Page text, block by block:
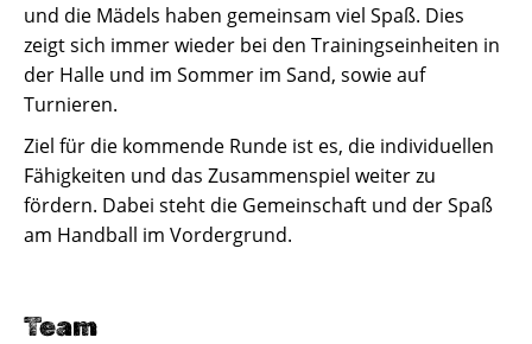
und die Mädels haben gemeinsam viel Spaß. Dies
zeigt sich immer wieder bei den Trainingseinheiten in
der Halle und im Sommer im Sand, sowie auf
Turnieren.
Ziel für die kommende Runde ist es, die individuellen
Fähigkeiten und das Zusammenspiel weiter zu
fördern. Dabei steht die Gemeinschaft und der Spaß
am Handball im Vordergrund.
Team